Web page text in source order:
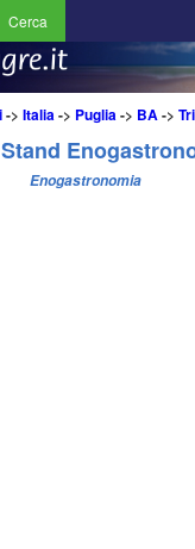
Cerca
-> Italia-> Puglia-> BA->
Enogastronomia